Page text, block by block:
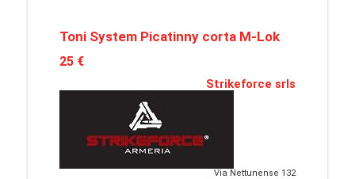
Toni System Picatinny corta M-Lok
25 €
Strikeforce srls
Via Nettunense 132